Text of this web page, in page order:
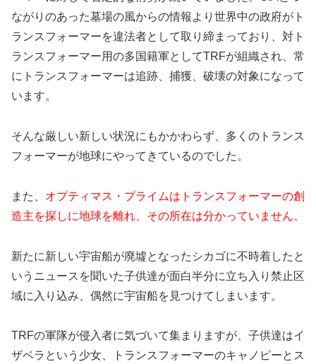
ながりのあった墓場の風からの情報より世界中の政府がト
ランスフォーマーを違法者として取り締まっており、対ト
ランスフォーマー用の多国籍軍としてTRFが組織され、常
にトランスフォーマーは追跡、捕獲、破壊の対象になって
います。
そんな厳しい新しい状況にもかかわらず、多くのトランス
フォーマーが地球にやってきているのでした。
また、 オプティマス・プライムはトランスフォーマーの創
造主を探しに地球を離れ、その所在は分かっていません。
新たに新しい宇宙船が廃墟となったシカゴに不時着したと
いうニュースを聞いた子供達が面白半分に立ち入り禁止区
域に入り込み、偶然に宇宙船を見つけてしまいます。
TRFの軍隊が侵入者に気づいて集まりますが、子供達はイ
ザベラという少女、トランスフォーマーのキャノピーとス